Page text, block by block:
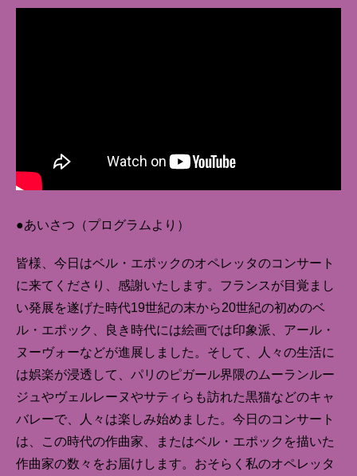
●あいさつ（プログラムより）
皆様、今日はベル・エポックのオペレッタのコンサート
に来てくださり、感謝いたします。フランスが目覚まし
い発展を遂げた時代19世紀の末から20世紀の初めのベ
ル・エポック、良き時代には絵画では印象派、アール・
ヌーヴォーなどが進展しました。そして、人々の生活に
は娯楽が浸透して、パリのピガール界隈のムーランルー
ジュやヴェルレーヌやサティらも訪れた黒猫などのキャ
バレーで、人々は楽しみ始めました。今日のコンサート
は、この時代の作曲家、またはベル・エポックを描いた
作曲家の数々をお届けします。おそらく私のオペレッタ